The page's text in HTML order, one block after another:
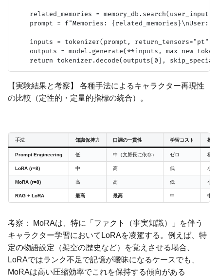
related_memories = memory_db.search(user_input,
prompt = f"Memories: {related_memories}\nUser:
inputs = tokenizer(prompt,
outputs = model.generate(**inputs,
【実験結果と考察】 各種手法によるキャラクター再現性
の比較（定性的・定量的指標の統合）。
手法 知識保持力 口調の一貫性 学習コスト 推論
Prompt Engineering 低 中（文脈長に依存） ゼロ 極小
LoRA (r=8) 中 高 低 小
MoRA (r=8) 高 高 低 小
RAG + LoRA 最高 最高 中 中（
考察： MoRAは、特に「ファクト（事実知識）」を伴う
キャラクター学習においてLoRAを凌駕する。例えば、特
定の物語設定（架空の歴史など）を覚えさせる場合、
LoRAではランク不足で記憶が曖昧になるケースでも、
MoRAは高い圧縮効率でこれを保持する傾向がある